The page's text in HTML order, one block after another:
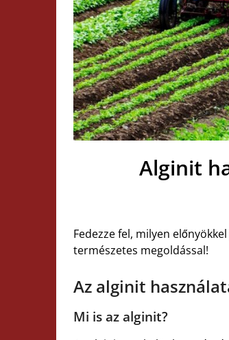
Alginit
Fedezze fel, milyen
természetes megoldással!
Az alginit
Mi is az alginit?